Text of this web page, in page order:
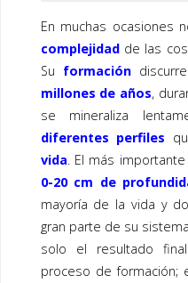
En muchas ocasiones
complejidadde las
Su formación
millones de años,
se mineraliza
diferentes perfiles
vida . El más
0-20 cm de
mayoría de la vida y
gran parte de su
solo el resultado
proceso de formación;